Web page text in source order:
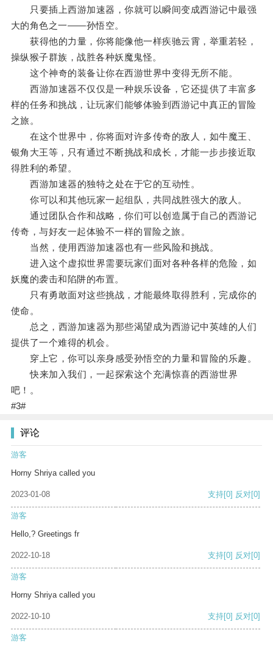
只要插上西游加速器，你就可以瞬间变成西游记中最强
大的角色之一——孙悟空。
获得他的力量，你将能像他一样疾驰云霄，举重若轻，
操纵猴子群族，战胜各种妖魔鬼怪。
这个神奇的装备让你在西游世界中变得无所不能。
西游加速器不仅仅是一种娱乐设备，它还提供了丰富多
样的任务和挑战，让玩家们能够体验到西游记中真正的冒险
之旅。
在这个世界中，你将面对许多传奇的敌人，如牛魔王、
银角大王等，只有通过不断挑战和成长，才能一步步接近取
得胜利的希望。
西游加速器的独特之处在于它的互动性。
你可以和其他玩家一起组队，共同战胜强大的敌人。
通过团队合作和战略，你们可以创造属于自己的西游记
传奇，与好友一起体验不一样的冒险之旅。
当然，使用西游加速器也有一些风险和挑战。
进入这个虚拟世界需要玩家们面对各种各样的危险，如
妖魔的袭击和陷阱的布置。
只有勇敢面对这些挑战，才能最终取得胜利，完成你的
使命。
总之，西游加速器为那些渴望成为西游记中英雄的人们
提供了一个难得的机会。
穿上它，你可以亲身感受孙悟空的力量和冒险的乐趣。
快来加入我们，一起探索这个充满惊喜的西游世界
吧！。
#3#
评论
游客
Horny Shriya called you
2023-01-08 支持[0] 反对[0]
游客
Hello,? Greetings fr
2022-10-18 支持[0] 反对[0]
游客
Horny Shriya called you
2022-10-10 支持[0] 反对[0]
游客